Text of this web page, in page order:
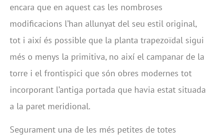
encara que en aquest cas les nombroses
modificacions l’han allunyat del seu estil original,
tot i així és possible que la planta trapezoïdal sigui
més o menys la primitiva, no així el campanar de la
torre i el frontispici que són obres modernes tot
incorporant l’antiga portada que havia estat situada
a la paret meridional.
Segurament una de les més petites de totes